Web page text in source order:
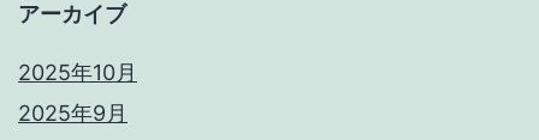
アーカイブ
2025年10月
2025年9月